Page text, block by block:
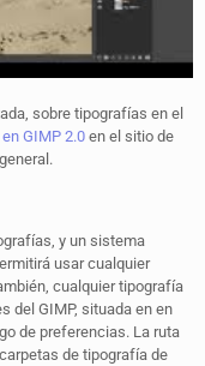
sobre tipografías en el
en GIMP 2.0 en el sitio de
y un sistema
usar cualquier
cualquier tipografía
del GIMP, situada en en
de preferencias. La ruta
de tipografía de